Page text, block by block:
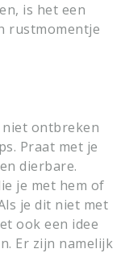
is het een
rustmomentje
ontbreken
Praat met je
dierbare.
je met hem of
je dit niet met
ook een idee
Er zijn namelijk